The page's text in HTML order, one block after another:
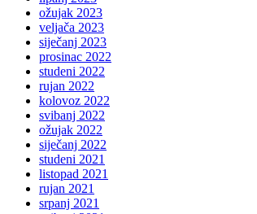
ožujak 2023
veljača 2023
siječanj 2023
prosinac 2022
studeni 2022
rujan 2022
kolovoz 2022
svibanj 2022
ožujak 2022
siječanj 2022
studeni 2021
listopad 2021
rujan 2021
srpanj 2021